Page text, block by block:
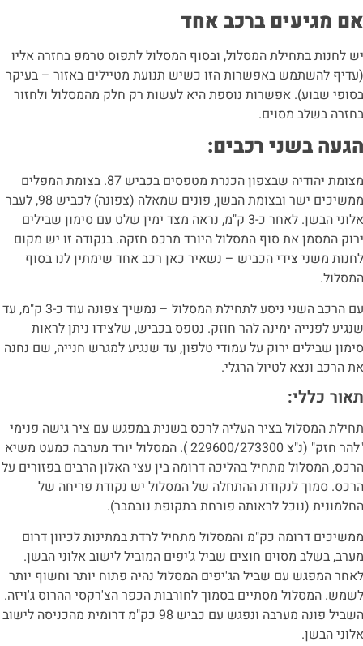
אם מגיעים ברכב אחד
יש לחנות בתחילת המסלול, ובסוף המסלול לתפוס טרמפ בחזרה אליו
(עדיף להשתמש באפשרות הזו כשיש תנועת מטיילים באזור – בעיקר
בסופי שבוע). אפשרות נוספת היא לעשות רק חלק מהמסלול ולחזור
בחזרה בשלב מסוים.
הגעה בשני רכבים:
מצומת יהודיה שבצפון הכנרת מטפסים בכביש 87. בצומת המפלים
ממשיכים ישר ובצומת הבשן, פונים שמאלה (צפונה) לכביש 98, לעבר
אלוני הבשן. לאחר כ-3 ק"מ, נראה מצד ימין שלט עם סימון שבילים
ירוק המסמן את סוף המסלול היורד מרכס חזקה. בנקודה זו יש מקום
לחנות משני צידי הכביש – נשאיר כאן רכב אחד שימתין לנו בסוף
המסלול.
עם הרכב השני ניסע לתחילת המסלול – נמשיך צפונה עוד כ-3 ק"מ, עד
שנגיע לפנייה ימינה להר חוזק. נטפס בכביש, שלצידו ניתן לראות
סימון שבילים ירוק על עמודי טלפון, עד שנגיע למגרש חנייה, שם נחנה
את הרכב ונצא לטיול הרגלי.
תאור כללי:
תחילת המסלול בציר העליה לרכס בשנית במפגש עם ציר גישה פנימי
"להר חזק" (נ"צ 229600/273300 ). המסלול יורד מערבה כמעט משיא
הרכס, המסלול מתחיל בהליכה דרומה בין עצי האלון הרבים בפזורים על
הרכס. סמוך לנקודת ההתחלה של המסלול יש נקודת פריחה של
החלמונית (נוכל לראותה פורחת בתקופת נובמבר).
ממשיכים דרומה כק"מ והמסלול מתחיל לרדת במתינות לכיוון דרום
מערב, בשלב מסוים חוצים שביל ג'יפים המוביל לישוב אלוני הבשן.
לאחר המפגש עם שביל הג'יפים המסלול נהיה פתוח יותר וחשוף יותר
לשמש. המסלול מסתיים בסמוך לחורבות הכפר הצ'רקסי ההרוס ג'ויזה.
השביל פונה מערבה ונפגש עם כביש 98 כק"מ דרומית מהכניסה לישוב
אלוני הבשן.